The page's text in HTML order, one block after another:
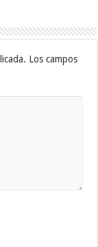
Los campos